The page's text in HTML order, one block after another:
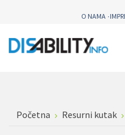
O NAMA
Početna Resurni kutak